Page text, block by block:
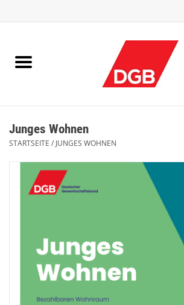
EINBLICK
DGB FRAUEN
WERBEMITTEL / GIVE AWAYS
HANDWERK
Junges Wohnen
STARTSEITE / JUNGES WOHNEN